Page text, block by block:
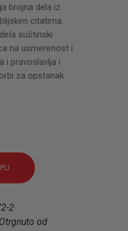
brojna dela iz
citatima.
suštinski
na usmerenost i
i pravoslavlja i
za opstanak.
2
Otrgnuto od